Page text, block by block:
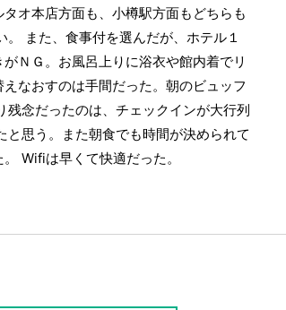
オ本店方面も、小樽駅方面もどちらも
また、食事付を選んだが、ホテル１
ＮＧ。お風呂上りに浴衣や館内着でリ
なおすのは手間だった。朝のビュッフ
念だったのは、チェックインが大行列
思う。また朝食でも時間が決められて
Wifiは早くて快適だった。